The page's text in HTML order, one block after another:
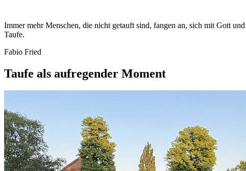
Immer mehr Menschen, die nicht getauft sind, fangen an, sich mit Gott
Taufe.
Fabio Fried
Taufe als aufregender Moment